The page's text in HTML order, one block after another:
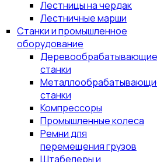
Лестницы на чердак
Лестничные марши
Станки и промышленное
оборудование
Деревообрабатывающие
станки
станки
Компрессоры
Промышленные колеса
Ремни для
перемещения грузов
Штабелеры и